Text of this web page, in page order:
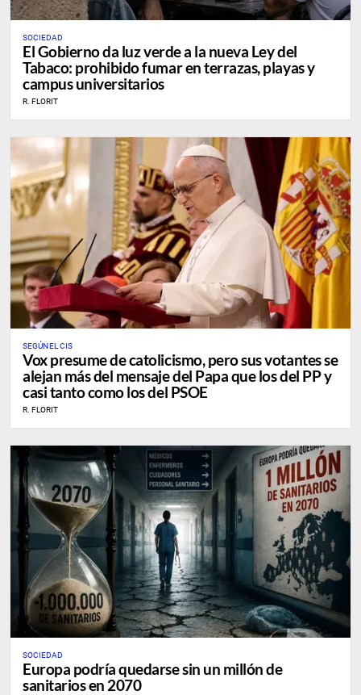
SOCIEDAD
El Gobierno da luz verde a la nueva Ley del
Tabaco: prohibido fumar en terrazas, playas y
campus universitarios
R. FLORIT
SEGÚN EL CIS
Vox presume de catolicismo, pero sus votantes se
alejan más del mensaje del Papa que los del PP y
casi tanto como los del PSOE
R. FLORIT
SOCIEDAD
Europa podría quedarse sin un millón de
sanitarios en 2070